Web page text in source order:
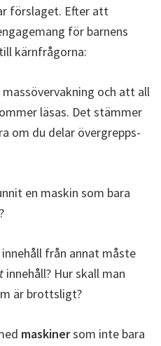
förslaget. Efter att
för barnens
kärnfrågorna:
och att all
läsas. Det stämmer
om du delar övergrepps­
en maskin som bara
från annat måste
innehåll? Hur skall man
är brottsligt?
maskinersom inte bara